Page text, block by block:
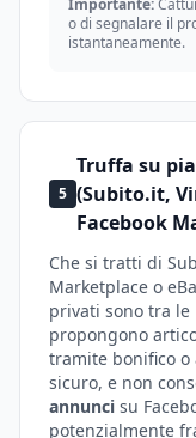
Importante:
o di segnalare il
istantaneamente.
5
Truffa su
(Subito.it,
Facebook
Che si tratti di
Marketplace o
privati sono tra
propongono
tramite bonifico
sicuro, e non
annunci su
potenzialmente